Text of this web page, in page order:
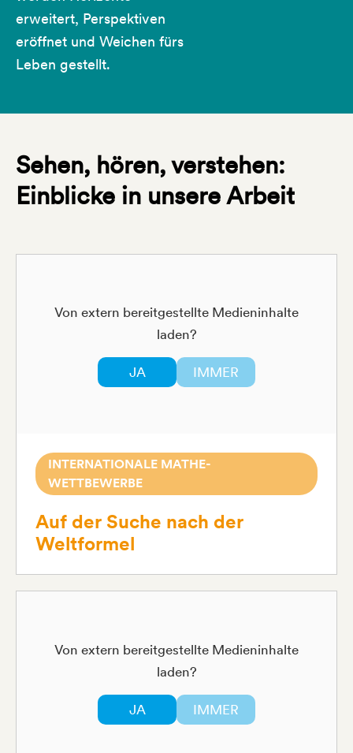
erweitert, Perspektiven
eröffnet und Weichen fürs
Leben gestellt.
Sehen, hören, verstehen:
Einblicke in unsere Arbeit
Von extern bereitgestellte Medieninhalte
laden?
JA IMMER
INTERNATIONALE MATHE-
WETTBEWERBE
Auf der Suche nach der
Weltformel
Von extern bereitgestellte Medieninhalte
laden?
JA IMMER